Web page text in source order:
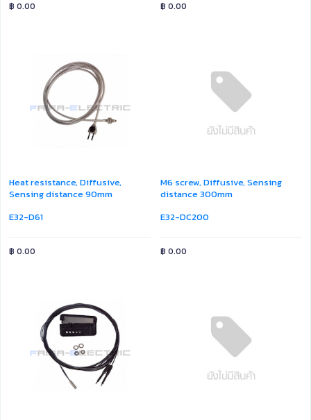
฿ 0.00 ฿ 0.00
Heat resistance, Diffusive,
Sensing distance 90mm
E32-D61
฿ 0.00
M6 screw, Diffusive, Sensing
distance 300mm
E32-DC200
฿ 0.00